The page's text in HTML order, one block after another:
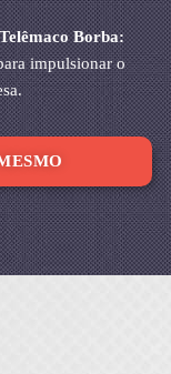
Borba:
impulsionar o